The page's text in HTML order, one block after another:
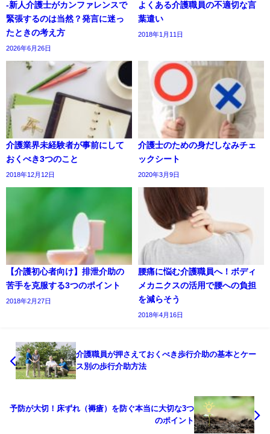
-新人介護士がカンファレンスで
緊張するのは当然？発言に迷っ
たときの考え方
2026年6月26日
よくある介護職員の不適切な言
葉遣い
2018年1月11日
介護業界未経験者が事前にして
おくべき3つのこと
2018年12月12日
介護士のための身だしなみチェ
ックシート
2020年3月9日
【介護初心者向け】排泄介助の
苦手を克服する3つのポイント
2018年2月27日
腰痛に悩む介護職員へ！ボディ
メカニクスの活用で腰への負担
を減らそう
2018年4月16日
介護職員が押さえておくべき歩行介助の基本とケー
ス別の歩行介助方法
予防が大切！床ずれ（褥瘡）を防ぐ本当に大切な3つ
のポイント